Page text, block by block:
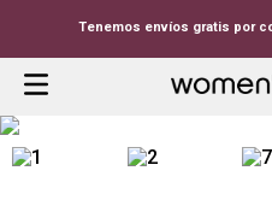
Tenemos envíos gratis por